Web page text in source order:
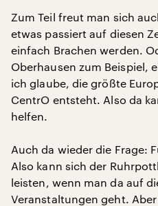
Zum Teil freut man sich
etwas passiert auf diesen
einfach Brachen werden.
Oberhausen zum Beispiel,
ich glaube, die größte
CentrO entsteht. Also da
helfen.
Auch da wieder die Frage:
Also kann sich der
leisten, wenn man da auf
Veranstaltungen geht.